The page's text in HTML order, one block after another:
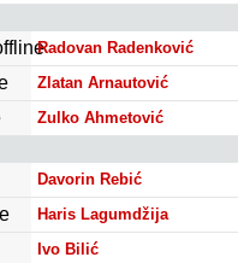
Radovan Radenković
Zlatan Arnautović
Zulko Ahmetović
Davorin Rebić
Haris Lagumdžija
Ivo Bilić